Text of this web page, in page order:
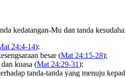
kedatangan-Mu dan tanda
24:4-14);
besar (Mat 24:15-28);
kuasa (Mat 24:29-31);
tanda-tanda yang menuju